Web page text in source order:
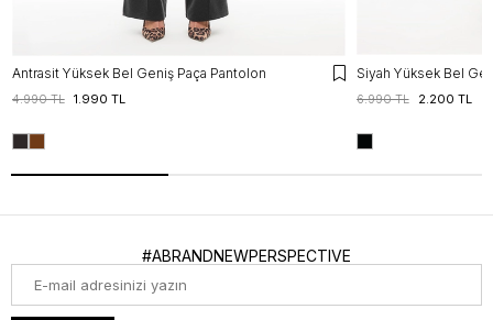
Antrasit Yüksek Bel Geniş Paça Pantolon
1.990 TL
4.990 TL
Siyah Yüksek Bel
2.200 TL
6.990 TL
#ABRANDNEWPERSPECTIVE